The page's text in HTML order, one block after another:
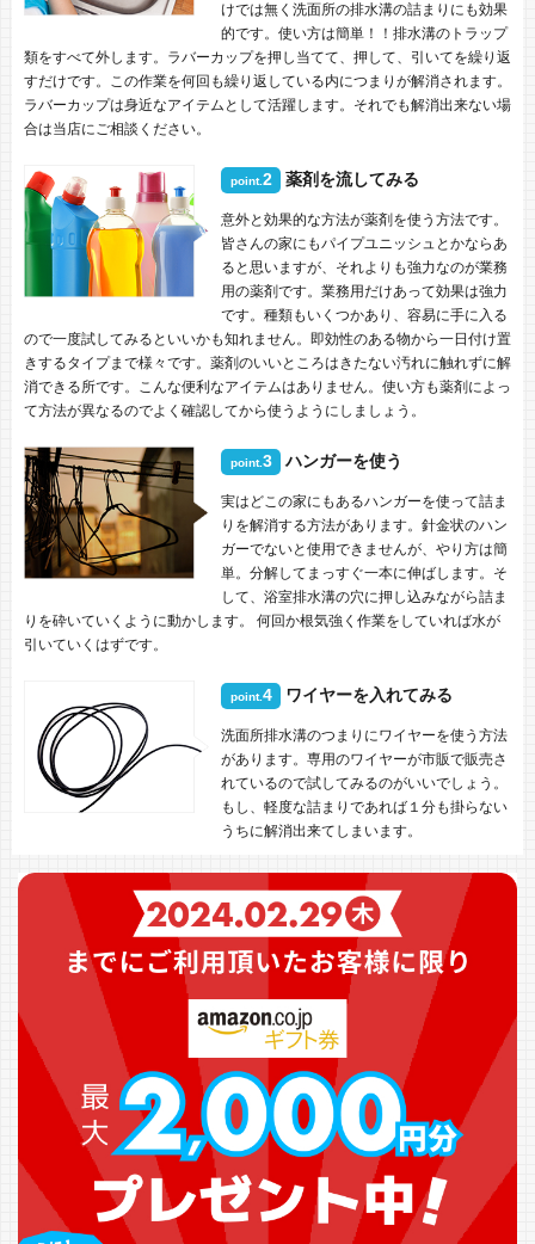
けでは無く洗面所の排水溝の詰まりにも効果
的です。使い方は簡単！！排水溝のトラップ
類をすべて外します。ラバーカップを押し当てて、押して、引いてを繰り返
すだけです。この作業を何回も繰り返している内につまりが解消されます。
ラバーカップは身近なアイテムとして活躍します。それでも解消出来ない場
合は当店にご相談ください。
point.2 薬剤を流してみる
意外と効果的な方法が薬剤を使う方法です。
皆さんの家にもパイプユニッシュとかならあ
ると思いますが、それよりも強力なのが業務
用の薬剤です。業務用だけあって効果は強力
です。種類もいくつかあり、容易に手に入る
ので一度試してみるといいかも知れません。即効性のある物から一日付け置
きするタイプまで様々です。薬剤のいいところはきたない汚れに触れずに解
消できる所です。こんな便利なアイテムはありません。使い方も薬剤によっ
て方法が異なるのでよく確認してから使うようにしましょう。
point.3 ハンガーを使う
実はどこの家にもあるハンガーを使って詰ま
りを解消する方法があります。針金状のハン
ガーでないと使用できませんが、やり方は簡
単。分解してまっすぐ一本に伸ばします。そ
して、浴室排水溝の穴に押し込みながら詰ま
りを砕いていくように動かします。 何回か根気強く作業をしていれば水が
引いていくはずです。
point.4 ワイヤーを入れてみる
洗面所排水溝のつまりにワイヤーを使う方法
があります。専用のワイヤーが市販で販売さ
れているので試してみるのがいいでしょう。
もし、軽度な詰まりであれば１分も掛らない
うちに解消出来てしまいます。